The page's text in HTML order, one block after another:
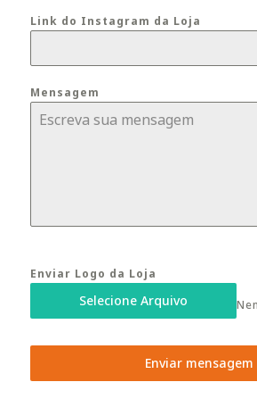
Link do Instagram da Loja
Mensagem
Enviar Logo da Loja
Selecione Arquivo
Enviar mensagem